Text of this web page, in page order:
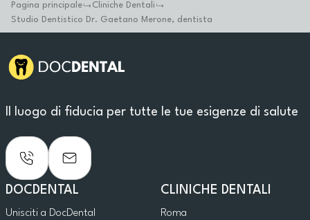
Pagina principale
Cliniche Dentali
Studio Dentistico Dr. Gaetano Merone, dentista
Il luogo di fiducia per tutte le tue esigenze di salute
DOCDENTAL
Unisciti a DocDental
CLINICHE DENTALI
Roma